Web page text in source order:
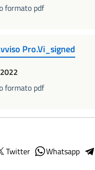
formato pdf
Pro.Vi_signed
formato pdf
Twitter Whatsapp